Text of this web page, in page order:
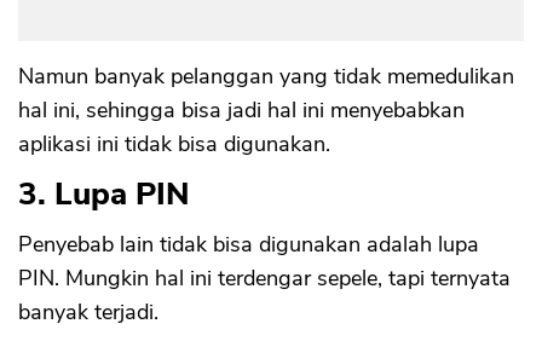
Namun banyak pelanggan yang tidak memedulikan
hal ini, sehingga bisa jadi hal ini menyebabkan
aplikasi ini tidak bisa digunakan.
3. Lupa PIN
Penyebab lain tidak bisa digunakan adalah lupa
PIN. Mungkin hal ini terdengar sepele, tapi ternyata
banyak terjadi.